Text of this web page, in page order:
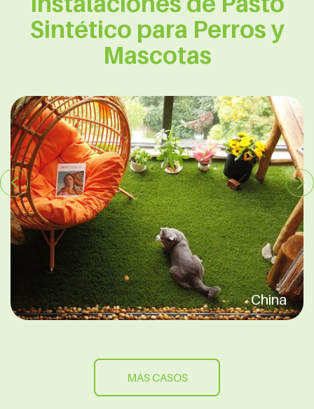
Sintético para Perros y
Mascotas
Australia
MÁS CASOS